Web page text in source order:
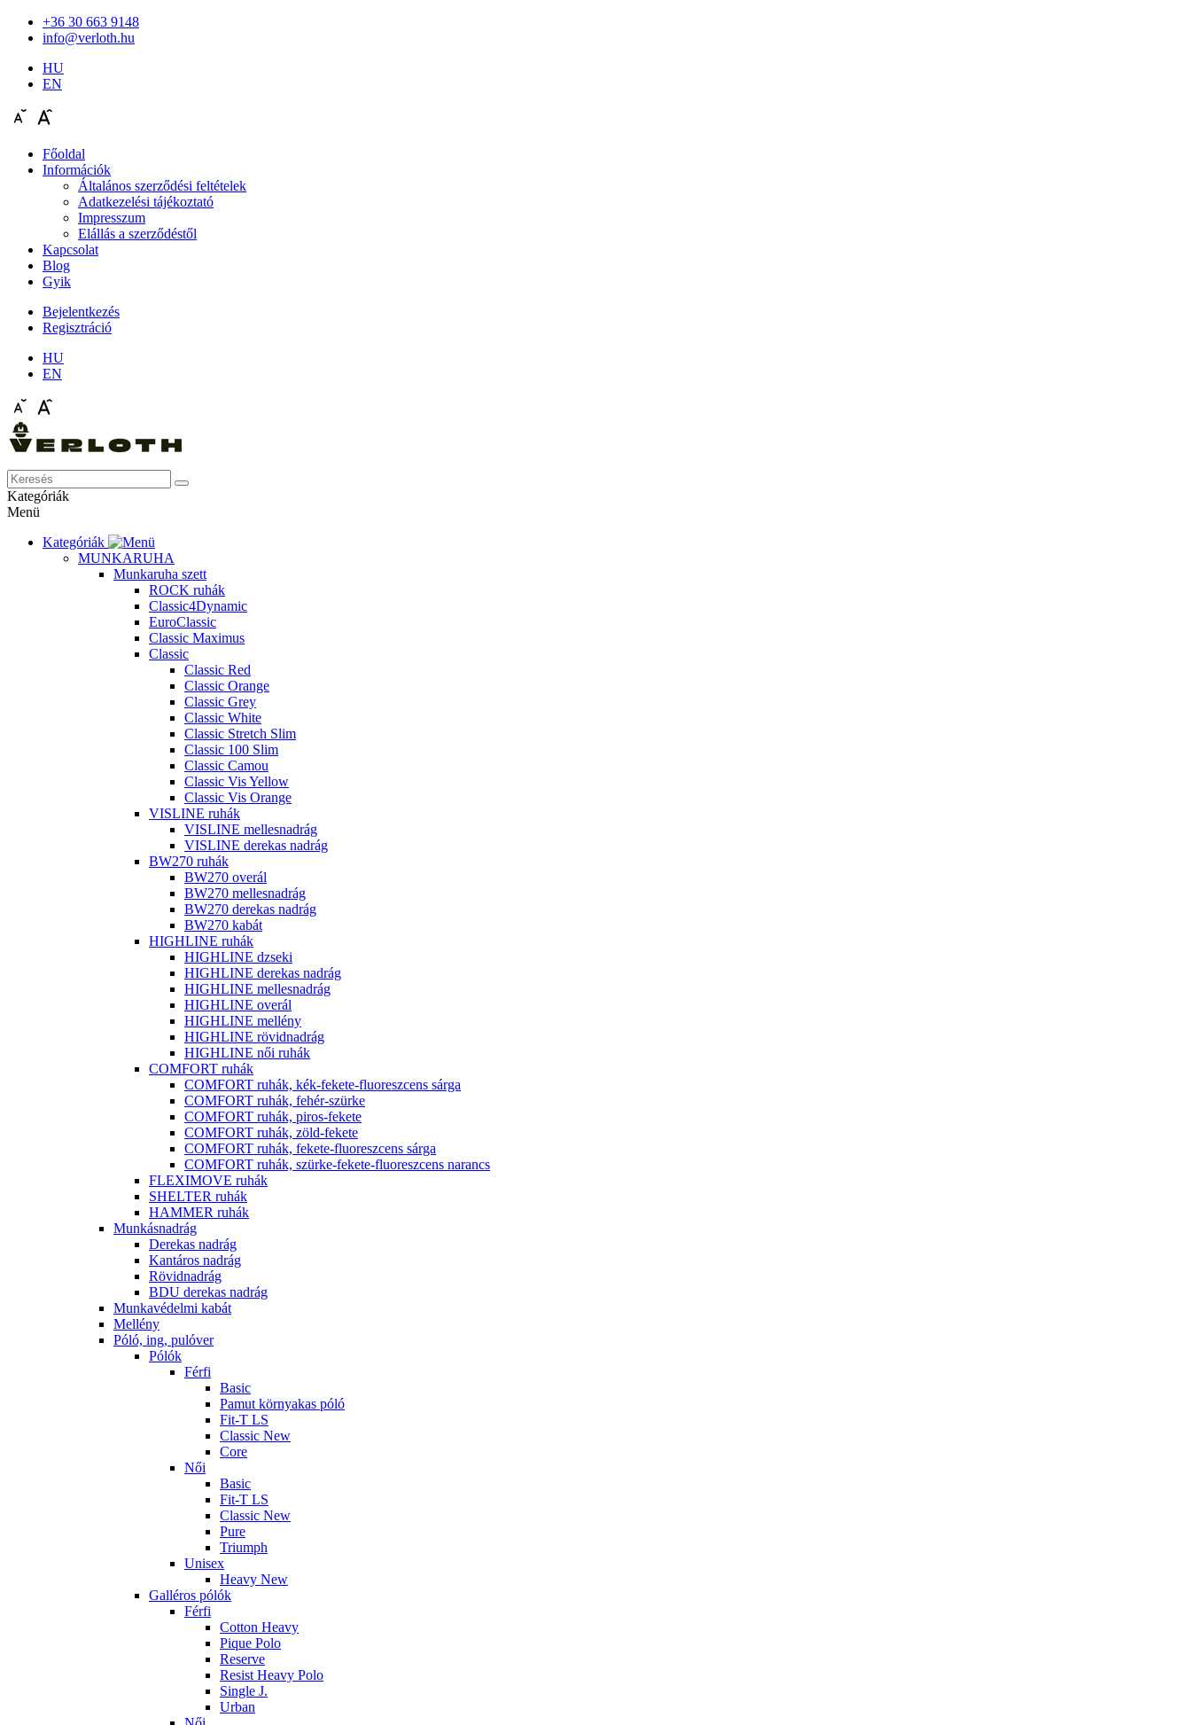
+36 30 663 9148
info@verloth.hu
HU
EN
Főoldal
Információk
Általános szerződési feltételek
Adatkezelési tájékoztató
Impresszum
Elállás a szerződéstől
Kapcsolat
Blog
Gyik
Bejelentkezés
Regisztráció
HU
EN
Kategóriák
Menü
Kategóriák
MUNKARUHA
Munkaruha szett
ROCK ruhák
Classic4Dynamic
EuroClassic
Classic Maximus
Classic
Classic Red
Classic Orange
Classic Grey
Classic White
Classic Stretch Slim
Classic 100 Slim
Classic Camou
Classic Vis Yellow
Classic Vis Orange
VISLINE ruhák
VISLINE mellesnadrág
VISLINE derekas nadrág
BW270 ruhák
BW270 overál
BW270 mellesnadrág
BW270 derekas nadrág
BW270 kabát
HIGHLINE ruhák
HIGHLINE dzseki
HIGHLINE derekas nadrág
HIGHLINE mellesnadrág
HIGHLINE overál
HIGHLINE mellény
HIGHLINE rövidnadrág
HIGHLINE női ruhák
COMFORT ruhák
COMFORT ruhák, kék-fekete-fluoreszcens sárga
COMFORT ruhák, fehér-szürke
COMFORT ruhák, piros-fekete
COMFORT ruhák, zöld-fekete
COMFORT ruhák, fekete-fluoreszcens sárga
COMFORT ruhák, szürke-fekete-fluoreszcens narancs
FLEXIMOVE ruhák
SHELTER ruhák
HAMMER ruhák
Munkásnadrág
Derekas nadrág
Kantáros nadrág
Rövidnadrág
BDU derekas nadrág
Munkavédelmi kabát
Mellény
Póló, ing, pulóver
Pólók
Férfi
Basic
Pamut környakas póló
Fit-T LS
Classic New
Core
Női
Basic
Fit-T LS
Classic New
Pure
Triumph
Unisex
Heavy New
Galléros pólók
Férfi
Cotton Heavy
Pique Polo
Reserve
Resist Heavy Polo
Single J.
Urban